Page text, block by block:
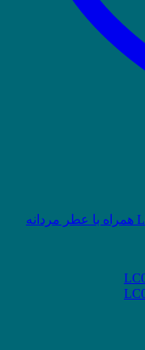
ساعت مردانه لی کوپر مدل LC08087.330 همراه با عطر مردانه